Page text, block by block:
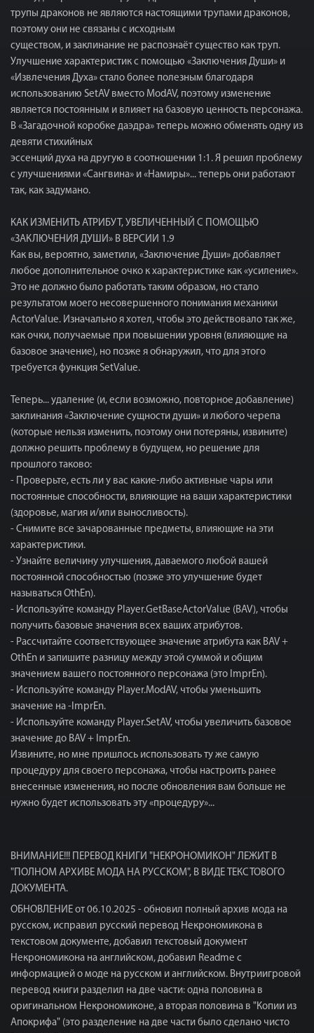
трупы драконов не являются настоящими трупами драконов,
поэтому они не связаны с исходным
существом, и заклинание не распознаёт существо как труп.
Улучшение характеристик с помощью «Заключения Души» и
«Извлечения Духа» стало более полезным благодаря
использованию SetAV вместо ModAV, поэтому изменение
является постоянным и влияет на базовую ценность персонажа.
В «Загадочной коробке даэдра» теперь можно обменять одну из
девяти стихийных
эссенций духа на другую в соотношении 1:1. Я решил проблему
с улучшениями «Сангвина» и «Намиры»... теперь они работают
так, как задумано.
КАК ИЗМЕНИТЬ АТРИБУТ, УВЕЛИЧЕННЫЙ С ПОМОЩЬЮ
«ЗАКЛЮЧЕНИЯ ДУШИ» В ВЕРСИИ 1.9
Как вы, вероятно, заметили, «Заключение Души» добавляет
любое дополнительное очко к характеристике как «усиление».
Это не должно было работать таким образом, но стало
результатом моего несовершенного понимания механики
ActorValue. Изначально я хотел, чтобы это действовало так же,
как очки, получаемые при повышении уровня (влияющие на
базовое значение), но позже я обнаружил, что для этого
требуется функция SetValue.
Теперь... удаление (и, если возможно, повторное добавление)
заклинания «Заключение сущности души» и любого черепа
(которые нельзя изменить, поэтому они потеряны, извините)
должно решить проблему в будущем, но решение для
прошлого таково:
- Проверьте, есть ли у вас какие-либо активные чары или
постоянные способности, влияющие на ваши характеристики
(здоровье, магия и/или выносливость).
- Снимите все зачарованные предметы, влияющие на эти
характеристики.
- Узнайте величину улучшения, даваемого любой вашей
постоянной способностью (позже это улучшение будет
называться OthEn).
- Используйте команду Player.GetBaseActorValue (BAV), чтобы
получить базовые значения всех ваших атрибутов.
- Рассчитайте соответствующее значение атрибута как BAV +
OthEn и запишите разницу между этой суммой и общим
значением вашего постоянного персонажа (это ImprEn).
- Используйте команду Player.ModAV, чтобы уменьшить
значение на -ImprEn.
- Используйте команду Player.SetAV, чтобы увеличить базовое
значение до BAV + ImprEn.
Извините, но мне пришлось использовать ту же самую
процедуру для своего персонажа, чтобы настроить ранее
внесенные изменения, но после обновления вам больше не
нужно будет использовать эту «процедуру»...
ВНИМАНИЕ!!! ПЕРЕВОД КНИГИ "НЕКРОНОМИКОН" ЛЕЖИТ В
"ПОЛНОМ АРХИВЕ МОДА НА РУССКОМ", В ВИДЕ ТЕКСТОВОГО
ДОКУМЕНТА.
ОБНОВЛЕНИЕ от 06.10.2025 - обновил полный архив мода на
русском, исправил русский перевод Некрономикона в
текстовом документе, добавил текстовый документ
Некрономикона на английском, добавил Readme с
информацией о моде на русском и английском. Внутриигровой
перевод книги разделил на две части: одна половина в
оригинальном Некрономиконе, а вторая половина в "Копии из
Апокрифа" (это разделение на две части было сделано чисто